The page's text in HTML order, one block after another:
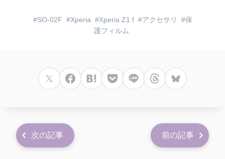
SO-02F Xperia Xperia Z1 f アクセサリ
保
護フィルム
次の記事 前の記事